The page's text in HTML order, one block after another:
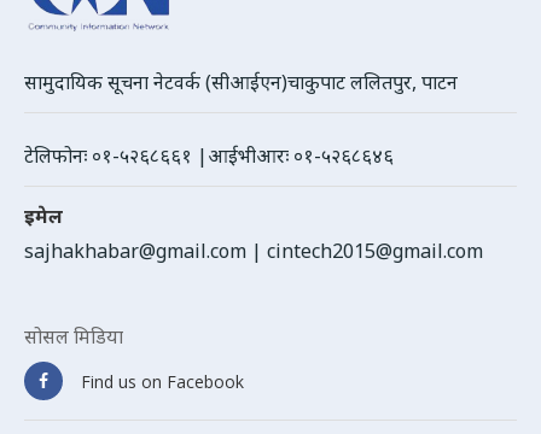
सामुदायिक सूचना नेटवर्क (सीआईएन)चाकुपाट ललितपुर, पाटन
टेलिफोनः ०१-५२६८६६१ |आईभीआरः ०१-५२६८६४६
इमेल
sajhakhabar@gmail.com | cintech2015@gmail.com
सोसल मिडिया
Find us on Facebook